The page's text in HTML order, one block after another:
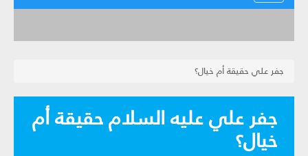
جفر علي حقيقة أم خيال؟
جفر علي عليه السلام حقيقة أم
خيال؟